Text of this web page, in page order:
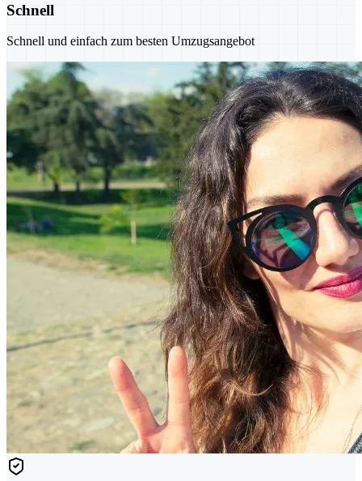
Schnell
Schnell und einfach zum besten Umzugsangebot